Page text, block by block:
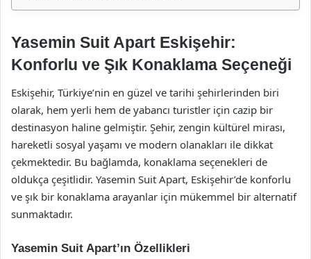
Yasemin Suit Apart Eskişehir:
Konforlu ve Şık Konaklama Seçeneği
Eskişehir, Türkiye’nin en güzel ve tarihi şehirlerinden biri
olarak, hem yerli hem de yabancı turistler için cazip bir
destinasyon haline gelmiştir. Şehir, zengin kültürel mirası,
hareketli sosyal yaşamı ve modern olanakları ile dikkat
çekmektedir. Bu bağlamda, konaklama seçenekleri de
oldukça çeşitlidir. Yasemin Suit Apart, Eskişehir’de konforlu
ve şık bir konaklama arayanlar için mükemmel bir alternatif
sunmaktadır.
Yasemin Suit Apart’ın Özellikleri